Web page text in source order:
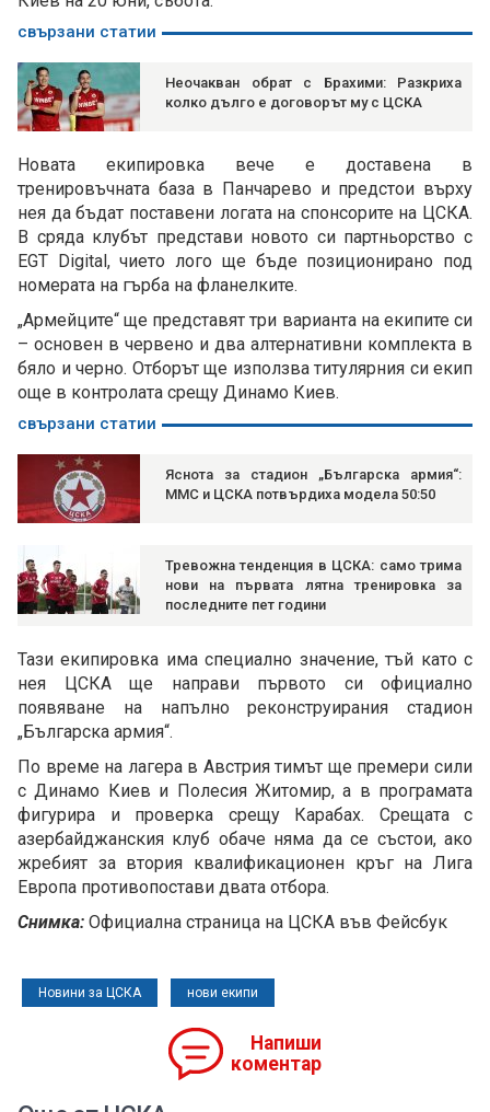
свързани статии
Неочакван обрат с Брахими: Разкриха
колко дълго е договорът му с ЦСКА
Новата екипировка вече е доставена в
тренировъчната база в Панчарево и предстои върху
нея да бъдат поставени логата на спонсорите на ЦСКА.
В сряда клубът представи новото си партньорство с
EGT Digital, чието лого ще бъде позиционирано под
номерата на гърба на фланелките.
„Армейците“ ще представят три варианта на екипите си
– основен в червено и два алтернативни комплекта в
бяло и черно. Отборът ще използва титулярния си екип
още в контролата срещу Динамо Киев.
свързани статии
Яснота за стадион „Българска армия“:
ММС и ЦСКА потвърдиха модела 50:50
Тревожна тенденция в ЦСКА: само трима
нови на първата лятна тренировка за
последните пет години
Тази екипировка има специално значение, тъй като с
нея ЦСКА ще направи първото си официално
появяване на напълно реконструирания стадион
„Българска армия“.
По време на лагера в Австрия тимът ще премери сили
с Динамо Киев и Полесия Житомир, а в програмата
фигурира и проверка срещу Карабах. Срещата с
азербайджанския клуб обаче няма да се състои, ако
жребият за втория квалификационен кръг на Лига
Европа противопостави двата отбора.
Снимка: Официална страница на ЦСКА във Фейсбук
Новини за ЦСКА нови екипи
Напиши
коментар